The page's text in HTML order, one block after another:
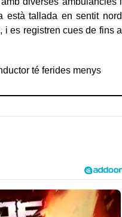
està tallada en sentit nord
i es registren cues de fins a
té ferides menys